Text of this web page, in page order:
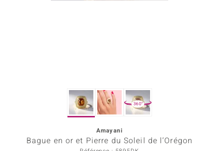
360°
Amayani
Bague en or et Pierre du Soleil de l’Orégon